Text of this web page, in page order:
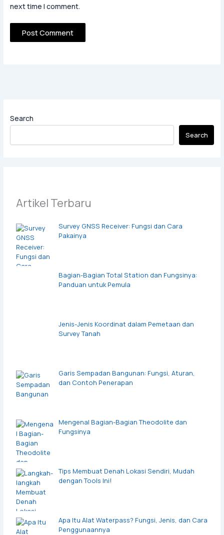
Search
Search
Artikel Terbaru
Survey GNSS Receiver: Fungsi dan Cara
Pakainya
Bagian-Bagian Total Station dan Fungsinya:
Panduan untuk Pemula
Jenis-Jenis Koordinat dalam Pemetaan dan
Survey Tanah
Garis Sempadan Bangunan: Fungsi, Aturan,
dan Contoh Penerapan
Mengenal Bagian-Bagian Theodolite dan
Fungsinya
Tips Membuat Denah Lokasi Sendiri, Mudah
dengan Tools Ini!
Apa Itu Alat Waterpass? Fungsi, Jenis, dan Cara
Penggunaannya
next time I comment.